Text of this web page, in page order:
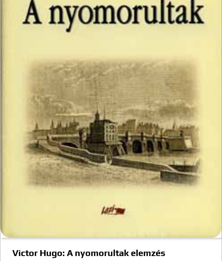
Victor Hugo: A nyomorultak elemzés